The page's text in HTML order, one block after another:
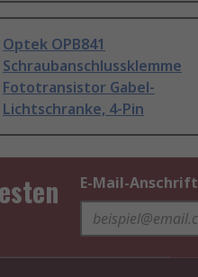
Optek OPB841
Schraubanschlussklemme
Fototransistor Gabel-
Lichtschranke, 4-Pin
E-Mail-Anschrift